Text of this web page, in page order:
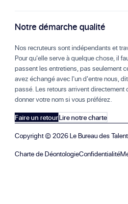
Notre démarche qualité
Nos recruteurs sont indépendants et
Pour qu'elle serve à quelque chose, il
passent les entretiens, pas seulement
avez échangé avec l'un d'entre nous,
passé. Les retours arrivent
donner votre nom si vous préférez.
Faire un retourLire notre charte
Copyright ©2026 Le Bureau des
Charte de DéontologieConfidentialité